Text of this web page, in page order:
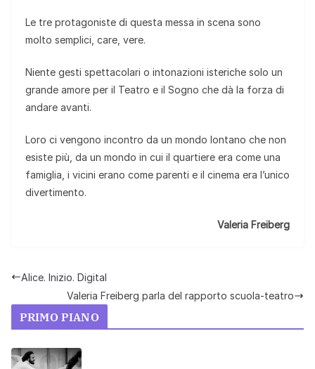
Le tre protagoniste di questa messa in scena sono
molto semplici, care, vere.
Niente gesti spettacolari o intonazioni isteriche solo un
grande amore per il Teatro e il Sogno che dà la forza di
andare avanti.
Loro ci vengono incontro da un mondo lontano che non
esiste più, da un mondo in cui il quartiere era come una
famiglia, i vicini erano come parenti e il cinema era l’unico
divertimento.
Valeria Freiberg
Alice. Inizio. Digital
Valeria Freiberg parla del rapporto scuola-teatro
PRIMO PIANO